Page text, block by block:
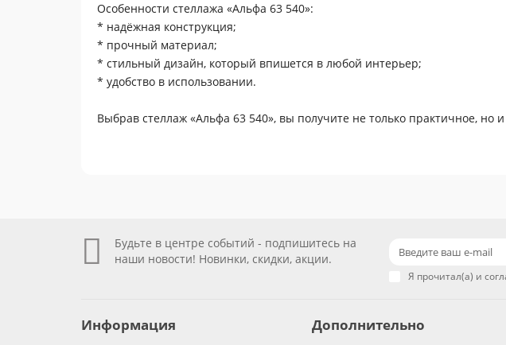
Особенности стеллажа «Альфа 63 540»:
* надёжная конструкция;
* прочный материал;
* стильный дизайн, который впишется в любой интерьер;
* удобство в использовании.
Выбрав стеллаж «Альфа 63 540», вы получите не только практичное,
Будьте в центре событий - подпишитесь на
наши новости! Новинки, скидки, акции.
Я прочитал(а) и
Информация Дополнительно